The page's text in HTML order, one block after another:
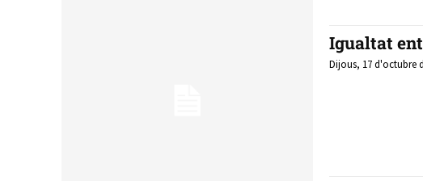
Igualtat
Dijous, 17 d'octubre